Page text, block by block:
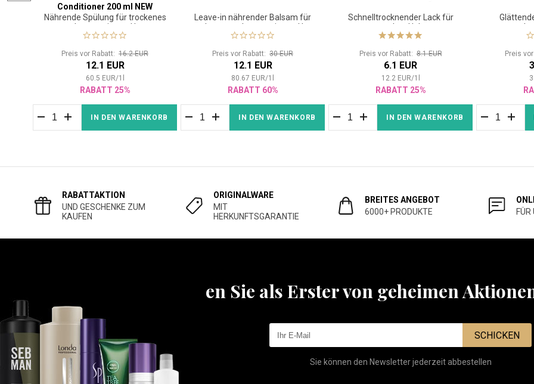
Conditioner 200 ml NEW
Nährende Spülung für trockenes
und strapaziertes Haar
Preis vor Rabatt: 16.2 EUR
12.1 EUR
60.5 EUR/1
RABATT 25%
IN DEN WARENKORB
Leave-in nährender Balsam für
trockenes und strapaziertes Haar
Preis vor Rabatt: 30 EUR
12.1 EUR
80.67 EUR/1
RABATT 60%
IN DEN WARENKORB
Schnelltrocknender Lack für
starken Halt
Preis vor Rabatt:8.1 EUR
6.1 EUR
12.2 EUR/1
RABATT 25%
IN DEN WARENKORB
Preis
RABATTAKTION
UND GESCHENKE ZUM
KAUFEN
ORIGINALWARE
MIT
HERKUNFTSGARANTIE
BREITES ANGEBOT
6000+ PRODUKTE
FÜR
Erfahren Sie als Erster von geheimen
SCHICKEN
Sie können den Newsletter jederzeit abbestellen